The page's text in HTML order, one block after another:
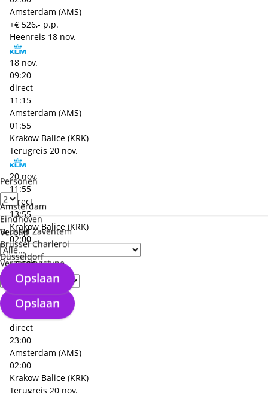
Personen
Verblijf
Verzorgingstype
Opslaan
Amsterdam
Eindhoven
Brussel Zaventem
Brussel Charleroi
Düsseldorf
Opslaan
Amsterdam (AMS)
+€ 526,- p.p.
Heenreis 18 nov.
18 nov.
09:20
direct
11:15
Amsterdam (AMS)
01:55
Krakow Balice (KRK)
Terugreis 20 nov.
20 nov.
11:55
direct
13:55
Krakow Balice (KRK)
02:00
Amsterdam (AMS)
+€ 526,- p.p.
Heenreis 18 nov.
18 nov.
21:00
direct
23:00
Amsterdam (AMS)
02:00
Krakow Balice (KRK)
Terugreis 20 nov.